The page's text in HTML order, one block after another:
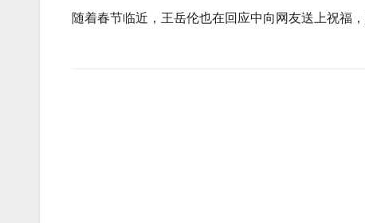
随着春节临近，王岳伦也在回应中向网友送上祝福